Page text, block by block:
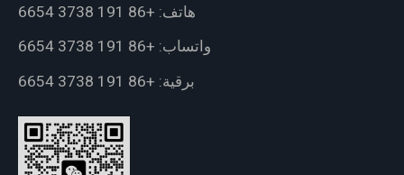
هاتف: +86 191 3738 6654
واتساب: +86 191 3738 6654
برقية: +86 191 3738 6654